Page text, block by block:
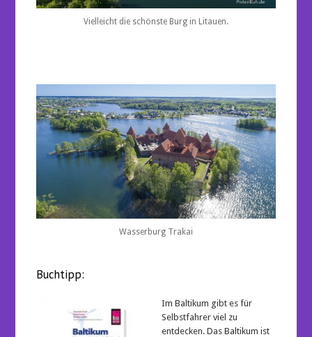
Vielleicht die schönste Burg in Litauen.
Wasserburg Trakai
Buchtipp:
Im Baltikum gibt es für
Selbstfahrer viel zu
entdecken. Das Baltikum ist